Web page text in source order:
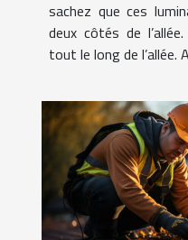
sachez que ces
deux côtés de
tout le long de l’allée.